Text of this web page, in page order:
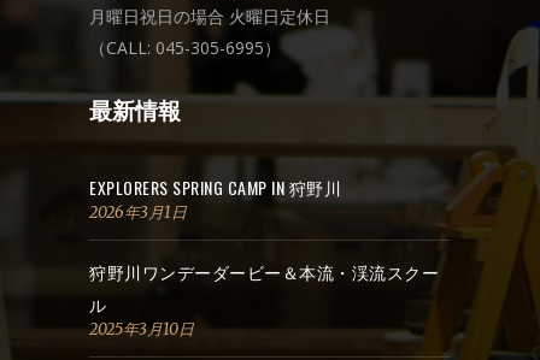
月曜日祝日の場合 火曜日定休日
（CALL: 045-305-6995）
最新情報
EXPLORERS SPRING CAMP IN 狩野川
2026年3月1日
狩野川ワンデーダービー＆本流・渓流スクー
ル
2025年3月10日